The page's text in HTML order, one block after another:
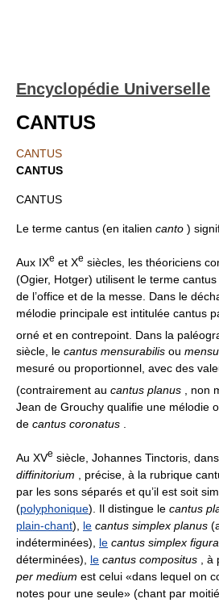
Encyclopédie Universelle
CANTUS
CANTUS
CANTUS
CANTUS
Le terme cantus (en italien canto )
Aux IXe et Xe siècles, les théoriciens
(Ogier, Hotger) utilisent le terme
de l’office et de la messe. Dans le
mélodie principale est intitulée cantus
orné et en contrepoint. Dans la
siècle, le cantus mensurabilis ou
mesuré ou proportionnel, avec des
(contrairement au cantus planus , non
Jean de Grouchy qualifie une mélodie
de cantus coronatus
Au XVe siècle, Johannes Tinctoris,
diffinitorium , précise, à la rubrique
par les sons séparés et qu’il est soit
(polyphonique). Il distingue le cantus
plain-chant), le cantus simplex planus
indéterminées), le cantus simplex
déterminées), le cantus compositus , à
per medium est celui «dans lequel on
notes pour une seule» (chant par